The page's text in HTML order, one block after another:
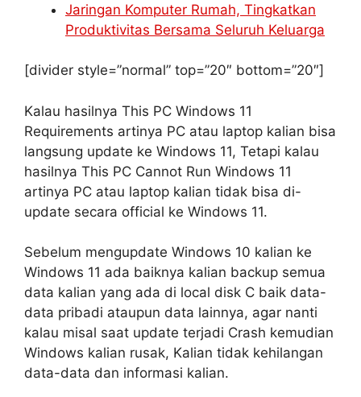
Jaringan Komputer Rumah, Tingkatkan
Produktivitas Bersama Seluruh Keluarga
[divider style=”normal” top=”20″ bottom=”20″]
Kalau hasilnya This PC Windows 11
Requirements artinya PC atau laptop kalian bisa
langsung update ke Windows 11, Tetapi kalau
hasilnya This PC Cannot Run Windows 11
artinya PC atau laptop kalian tidak bisa di-
update secara official ke Windows 11.
Sebelum mengupdate Windows 10 kalian ke
Windows 11 ada baiknya kalian backup semua
data kalian yang ada di local disk C baik data-
data pribadi ataupun data lainnya, agar nanti
kalau misal saat update terjadi Crash kemudian
Windows kalian rusak, Kalian tidak kehilangan
data-data dan informasi kalian.